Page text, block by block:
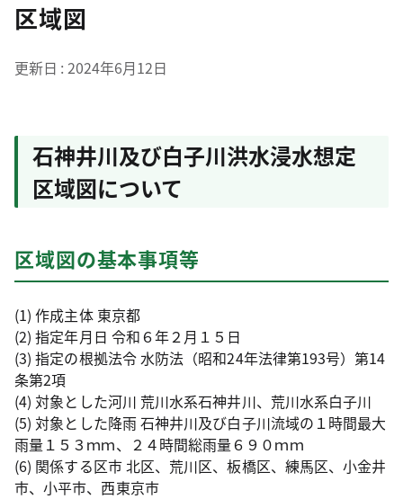
区域図
更新日 2024年6月12日
石神井川及び白子川洪水浸水想定
区域図について
区域図の基本事項等
(1) 作成主体 東京都
(2) 指定年月日 令和６年２月１５日
(3) 指定の根拠法令 水防法（昭和24年法律第193号）第14
条第2項
(4) 対象とした河川 荒川水系石神井川、荒川水系白子川
(5) 対象とした降雨 石神井川及び白子川流域の１時間最大
雨量１５３ｍｍ、２４時間総雨量６９０ｍｍ
(6) 関係する区市 北区、荒川区、板橋区、練馬区、小金井
市、小平市、西東京市